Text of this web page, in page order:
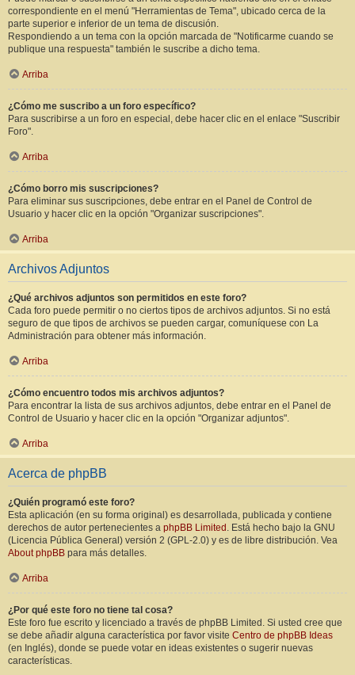
correspondiente en el menú "Herramientas de Tema", ubicado cerca de la
parte superior e inferior de un tema de discusión.
Respondiendo a un tema con la opción marcada de "Notificarme cuando se
publique una respuesta" también le suscribe a dicho tema.
Arriba
¿Cómo me suscribo a un foro específico?
Para suscribirse a un foro en especial, debe hacer clic en el enlace "Suscribir
Foro".
Arriba
¿Cómo borro mis suscripciones?
Para eliminar sus suscripciones, debe entrar en el Panel de Control de
Usuario y hacer clic en la opción "Organizar suscripciones".
Arriba
Archivos Adjuntos
¿Qué archivos adjuntos son permitidos en este foro?
Cada foro puede permitir o no ciertos tipos de archivos adjuntos. Si no está
seguro de que tipos de archivos se pueden cargar, comuníquese con La
Administración para obtener más información.
Arriba
¿Cómo encuentro todos mis archivos adjuntos?
Para encontrar la lista de sus archivos adjuntos, debe entrar en el Panel de
Control de Usuario y hacer clic en la opción "Organizar adjuntos".
Arriba
Acerca de phpBB
¿Quién programó este foro?
Esta aplicación (en su forma original) es desarrollada, publicada y contiene
derechos de autor pertenecientes a phpBB Limited . Está hecho bajo la GNU
(Licencia Pública General) versión 2 (GPL-2.0) y es de libre distribución. Vea
About phpBB para más detalles.
Arriba
¿Por qué este foro no tiene tal cosa?
Este foro fue escrito y licenciado a través de phpBB Limited. Si usted cree que
se debe añadir alguna característica por favor visite Centro de phpBB Ideas
(en Inglés), donde se puede votar en ideas existentes o sugerir nuevas
características.